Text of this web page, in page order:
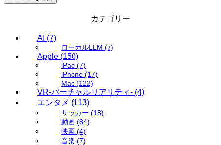
カテゴリー
AI (7)
ローカルLLM (7)
Apple (150)
iPad (7)
iPhone (17)
Mac (122)
VR-バーチャルリアリティ- (4)
エンタメ (113)
サッカー (18)
動画 (84)
映画 (4)
音楽 (7)